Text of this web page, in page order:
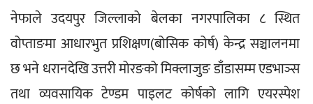
नेफाले उदयपुर जिल्लाको बेलका नगरपालिका ८ स्थित
वोप्ताङमा आधारभुत प्रशिक्षण(बोसिक कोर्ष) केन्द्र सञ्चालनमा
छ भने धरानदेखि उत्तरी मोरङको मिक्लाजुङ डाँडासम्म एडभाञ्स
तथा व्यवसायिक टेण्डम पाइलट कोर्षको लागि एयरस्पेश